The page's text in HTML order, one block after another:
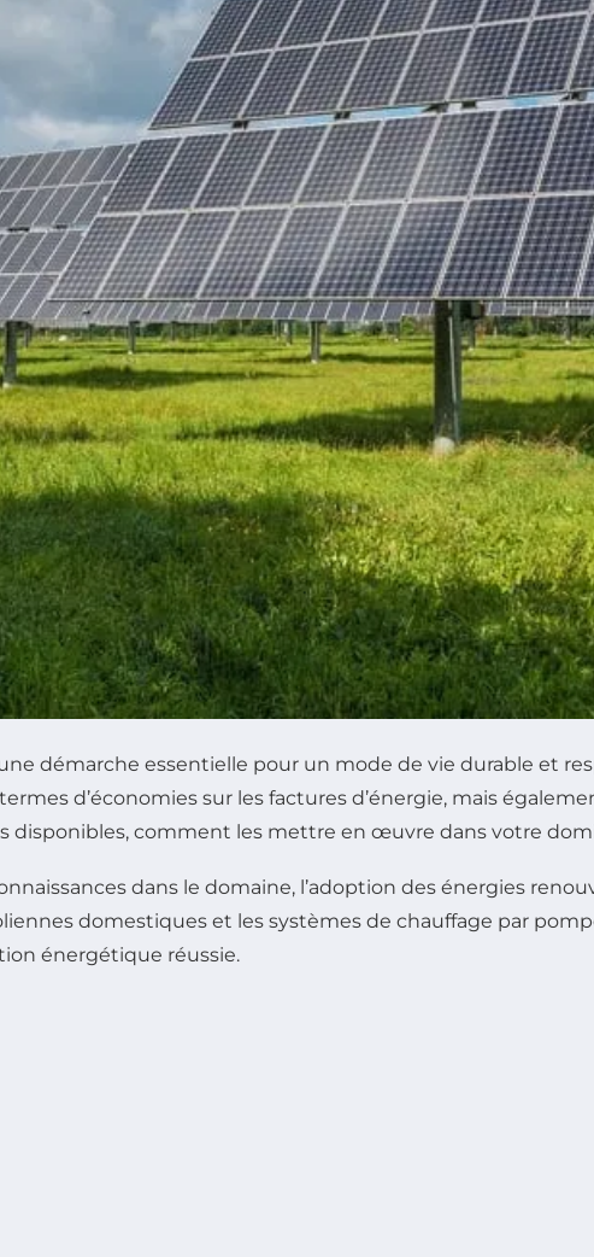
démarche essentielle pour un mode de vie durable et
d’économies sur les factures d’énergie, mais
comment les mettre en œuvre dans votre
dans le domaine, l’adoption des énergies
domestiques et les systèmes de chauffage par
énergétique réussie.